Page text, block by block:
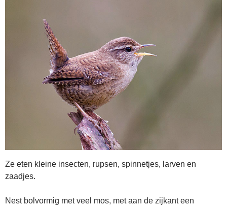
Ze eten kleine insecten, rupsen, spinnetjes, larven en
zaadjes.
Nest bolvormig met veel mos, met aan de zijkant een